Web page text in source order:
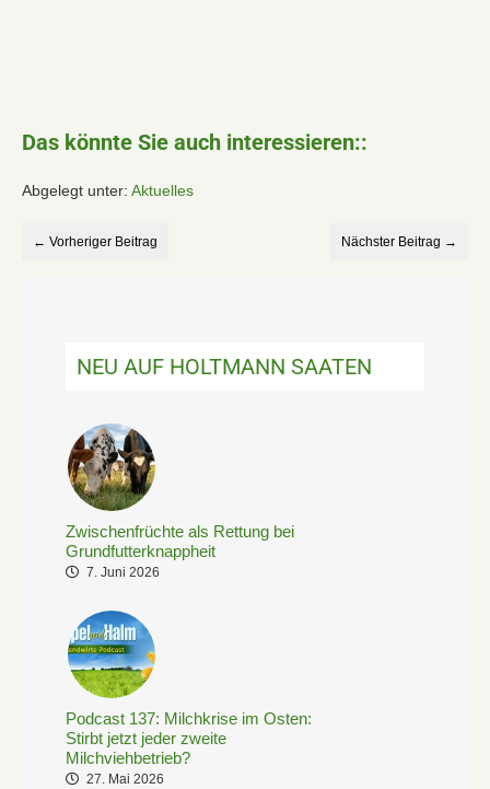
Das könnte Sie auch interessieren::
Abgelegt unter: Aktuelles
← Vorheriger Beitrag Nächster Beitrag →
NEU AUF HOLTMANN SAATEN
Zwischenfrüchte als Rettung bei
Grundfutterknappheit
7. Juni 2026
Podcast 137: Milchkrise im Osten:
Stirbt jetzt jeder zweite
Milchviehbetrieb?
27. Mai 2026